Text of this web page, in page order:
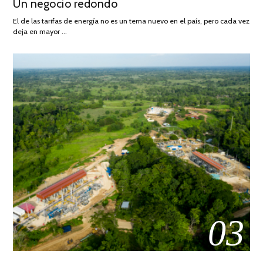
ON
DE
Un negocio redondo
El de las tarifas de energía no es un tema nuevo en el país, pero cada vez
deja en mayor …
03